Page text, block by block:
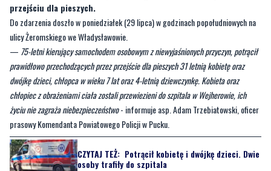
przejściu dla pieszych.
Do zdarzenia doszło w poniedziałek (29 lipca) w godzinach popołudniowych na
ulicy Żeromskiego we Władysławowie.
— 75-letni kierujący samochodem osobowym z niewyjaśnionych przyczyn, potrącił
prawidłowo przechodzących przez przejście dla pieszych 31 letnią kobietę oraz
dwójkę dzieci, chłopca w wieku 7 lat oraz 4-letnią dziewczynkę. Kobieta oraz
chłopiec z obrażeniami ciała zostali przewiezieni do szpitala w Wejherowie, ich
życiu nie zagraża niebezpieczeństwo- informuje asp. Adam Trzebiatowski, oficer
prasowy Komendanta Powiatowego Policji w Pucku.
CZYTAJ TEŻ: Potrącił kobietę i dwójkę dzieci. Dwie
osoby trafiły do szpitala